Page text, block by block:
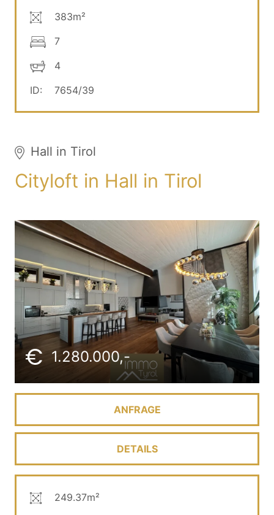
383m²
7
4
ID:
7654/39
Hall in Tirol
Cityloft in Hall in Tirol
1.280.000,-
ANFRAGE
DETAILS
249.37m²